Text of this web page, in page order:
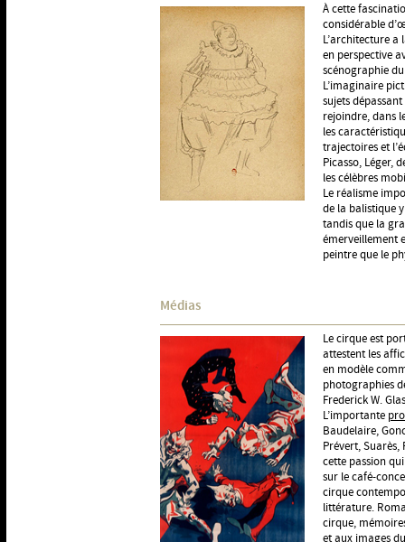
À cette
considérable
L’architecture a
en perspective
scénographie
L’imaginaire
sujets
rejoindre, dans
les
trajectoires et
Picasso, Léger,
les célèbres
Le réalisme
de la balistique
tandis que la
émerveillement
peintre que le
Médias
Le cirque est
attestent les
en modèle
photographies
Frederick W.
L’importante
Baudelaire,
Prévert, Suarès,
cette passion
sur le café-
cirque
littérature.
cirque,
et aux images